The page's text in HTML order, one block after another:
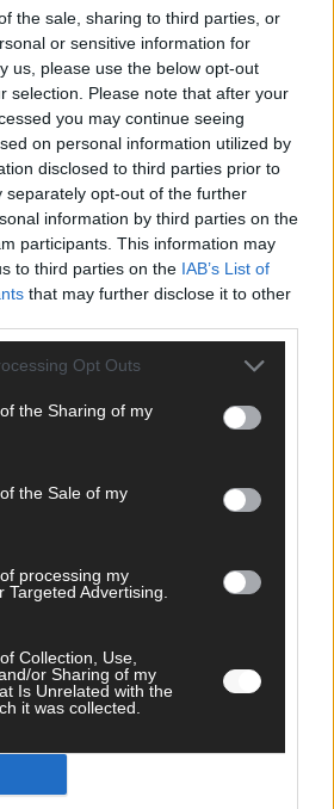
the sale, sharing to third parties, or
or sensitive information for
us, please use the below opt-out
selection. Please note that after your
you may continue seeing
on personal information utilized by
disclosed to third parties prior to
separately opt-out of the further
information by third parties on the
participants. This information may
to third parties on the IAB’s List of
that may further disclose it to other
Opt Outs
the Sharing of my
the Sale of my
processing my
Targeted Advertising.
Collection, Use,
or Sharing of my
Is Unrelated with the
it was collected.